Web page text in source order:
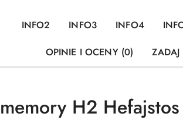
INFO2 INFO3 INFO4
OPINIE I OCENY (0)
ZADAJ
H2